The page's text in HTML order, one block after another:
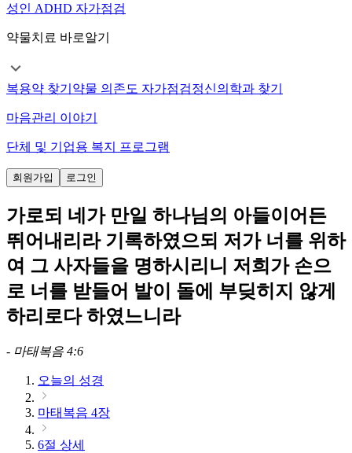
성인 ADHD 자가점검
약물치료 바로알기
복용약 찾기 약물 의존도 자가점검정신의학과 찾기
마음관리 이야기
단체 및 기업용 복지 프로그램
회원가입 로그인
가로되 네가 만일 하나님의 아들이어든
뛰어내리라 기록하였으되 저가 너를 위하
여 그 사자들을 명하시리니 저희가 손으
로 너를 받들어 발이 돌에 부딪히지 않게
하리로다 하였느니라
- 마태복음 4:6
오늘의 성경
마태복음 4장
6절 상세